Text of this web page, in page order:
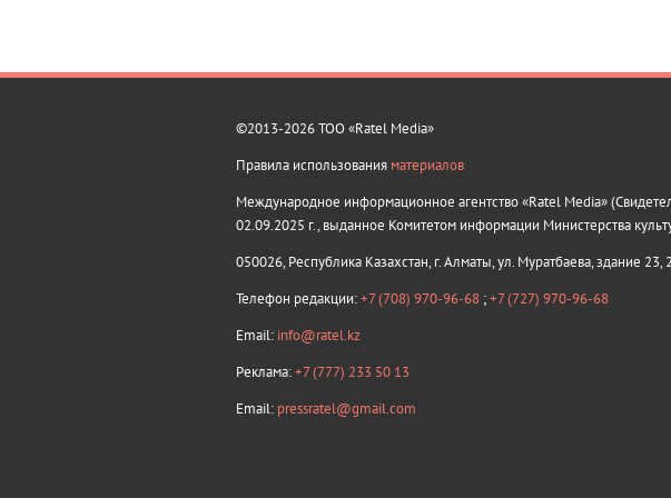
©2013-2026 ТОО «Ratel Media»
Правила использования материалов
Международное информационное агентство «Ratel Media»
02.09.2025 г., выданное Комитетом информации Министерства
050026, Республика Казахстан, г. Алматы, ул. Муратбаева, здание
Телефон редакции:+7 (708) 970-96-68 ;+7 (727) 970-96-68
Email: info@ratel.kz
Реклама:+7 (777) 233 50 13
Email: pressratel@gmail.com